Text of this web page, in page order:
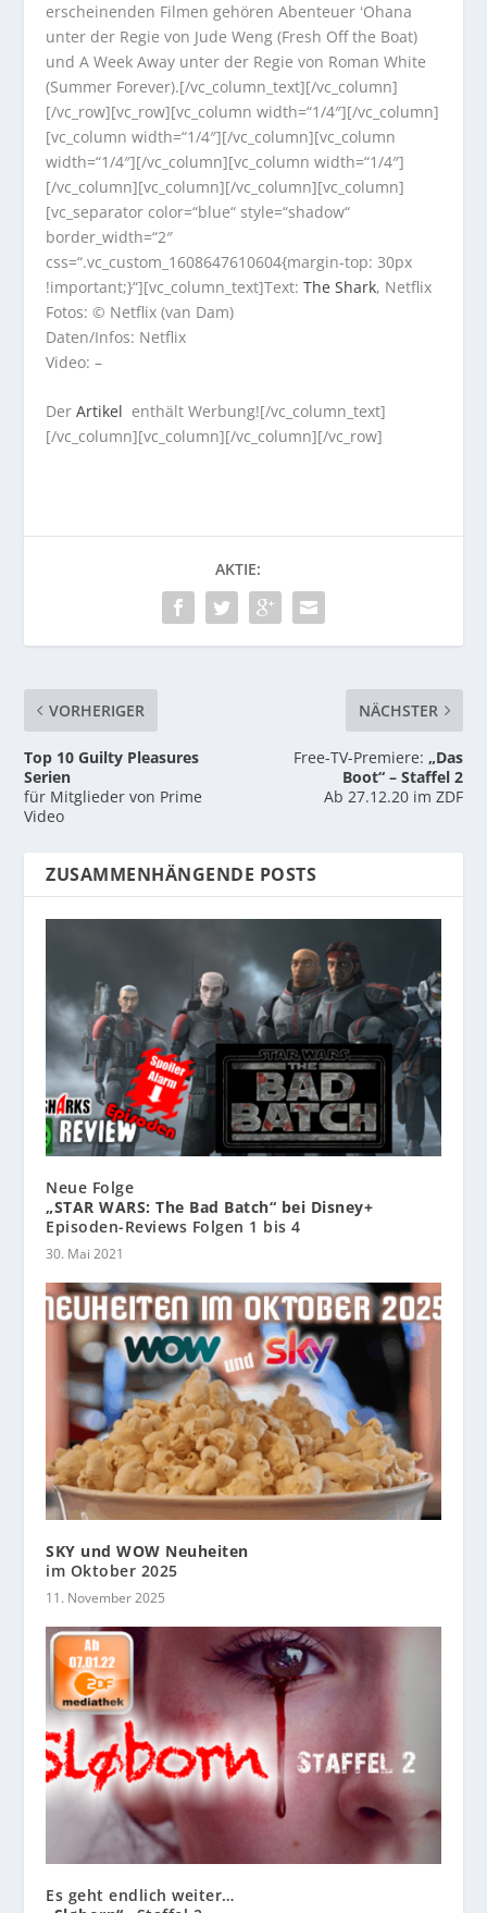
erscheinenden Filmen gehören Abenteuer ʻOhana
unter der Regie von Jude Weng (Fresh Off the Boat)
und A Week Away unter der Regie von Roman White
(Summer Forever).[/vc_column_text][/vc_column]
[/vc_row][vc_row][vc_column width=“1/4″][/vc_column]
[vc_column width=“1/4″][/vc_column][vc_column
width=“1/4″][/vc_column][vc_column width=“1/4″]
[/vc_column][vc_column][/vc_column][vc_column]
[vc_separator color=“blue“ style=“shadow“
border_width=“2″
css=“.vc_custom_1608647610604{margin-top: 30px
!important;}“][vc_column_text]Text:The Shark, Netflix
Fotos: © Netflix (van Dam)
Daten/Infos: Netflix
Video: –
DerArtikel enthält Werbung![/vc_column_text]
[/vc_column][vc_column][/vc_column][/vc_row]
AKTIE:
VORHERIGER
Top 10 Guilty Pleasures
Serien
für Mitglieder von Prime
Video
NÄCHSTER
Free-TV-Premiere: „Das
Boot“ – Staffel 2
Ab 27.12.20 im ZDF
ZUSAMMENHÄNGENDE POSTS
Neue Folge
„STAR WARS: The Bad Batch“ bei Disney+
Episoden-Reviews Folgen 1 bis 4
30. Mai 2021
SKY und WOW Neuheiten
im Oktober 2025
11. November 2025
Es geht endlich weiter…